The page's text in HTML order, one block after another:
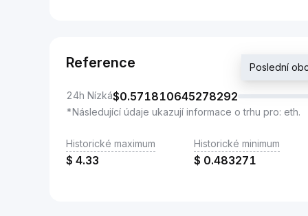
Reference
24h Nízká$0.571810645278292
Poslední
*Následující údaje ukazují informace o trhu pro: eth.
Historické maximum
$ 4.33
Historické minimum
$ 0.483271